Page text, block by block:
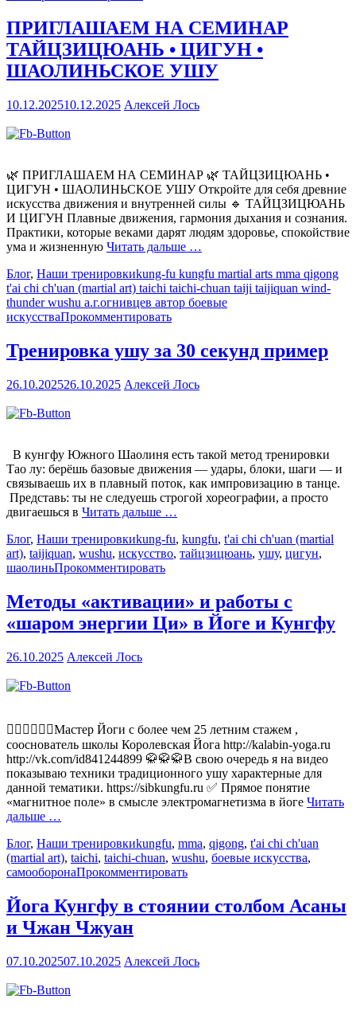
ПРИГЛАШАЕМ НА СЕМИНАР
ТАЙЦЗИЦЮАНЬ • ЦИГУН •
ШАОЛИНЬСКОЕ УШУ
10.12.202510.12.2025 Алексей Лось
🌿 ПРИГЛАШАЕМ НА СЕМИНАР 🌿 ТАЙЦЗИЦЮАНЬ •
ЦИГУН • ШАОЛИНЬСКОЕ УШУ Откройте для себя древние
искусства движения и внутренней силы 🔹 ТАЙЦЗИЦЮАНЬ
И ЦИГУН Плавные движения, гармония дыхания и сознания.
Практики, которые веками дарят людям здоровье, спокойствие
ума и жизненную Читать дальше …
Блог, Наши тренировкиkung-fu kungfu martial arts mma qigong
t'ai chi ch'uan (martial art) taichi taichi-chuan taiji taijiquan wind-
thunder wushu а.г.огнивцев автор боевые
искусстваПрокомментировать
Тренировка ушу за 30 секунд пример
26.10.202526.10.2025 Алексей Лось
В кунгфу Южного Шаолиня есть такой метод тренировки
Тао лу: берёшь базовые движения — удары, блоки, шаги — и
связываешь их в плавный поток, как импровизацию в танце.
Представь: ты не следуешь строгой хореографии, а просто
двигаешься в Читать дальше …
Блог, Наши тренировкиkung-fu, kungfu, t'ai chi ch'uan (martial
art), taijiquan, wushu, искусство, тайцзицюань, ушу, цигун,
шаолиньПрокомментировать
Методы «активации» и работы с
«шаром энергии Ци» в Йоге и Кунгфу
26.10.2025 Алексей Лось
🧘‍♂️🧘‍♂️🧘‍♂️Мастер Йоги с более чем 25 летним стажем ,
сооснователь школы Королевская Йога http://kalabin-yoga.ru
http://vk.com/id841244899 🥋🥋🥋В свою очередь я на видео
показываю техники традиционного ушу характерные для
данной тематики. https://sibkungfu.ru ✅ Прямое понятие
«магнитное поле» в смысле электромагнетизма в йоге Читать
дальше …
Блог, Наши тренировкиkungfu, mma, qigong, t'ai chi ch'uan
(martial art), taichi, taichi-chuan, wushu, боевые искусства,
самооборонаПрокомментировать
Йога Кунгфу в стоянии столбом Асаны
и Чжан Чжуан
07.10.202507.10.2025 Алексей Лось